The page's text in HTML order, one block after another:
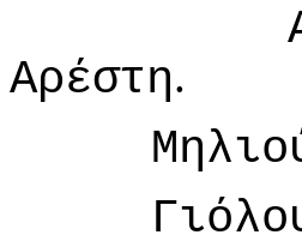
Αρέστη.